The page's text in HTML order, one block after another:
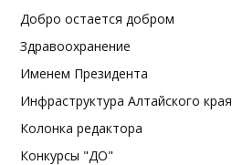
Добро остается добром
Здравоохранение
Именем Президента
Инфраструктура Алтайского края
Колонка редактора
Конкурсы "ДО"